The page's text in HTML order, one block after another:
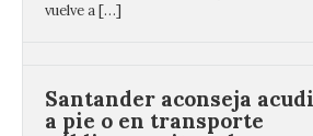
Santander aconseja acudir
vehículo privado para el
eclipse